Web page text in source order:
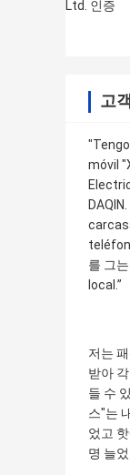
고
móvil
를 그
local.”
저는
받아
들 수
스"는
었고
명 늘